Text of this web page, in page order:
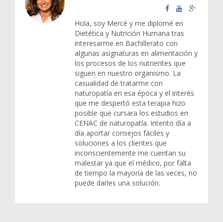
Hola, soy Mercè y me diplomé en
Dietética y Nutrición Humana tras
interesarme en Bachillerato con
algunas asignaturas en alimentación y
los procesos de los nutrientes que
siguen en nuestro organismo. La
casualidad de tratarme con
naturopatía en esa época y el interés
que me despertó esta terapia hizo
posible que cursara los estudios en
CENAC de naturopatía. Intento día a
día aportar consejos fáciles y
soluciones a los clientes que
inconscientemente me cuentan su
malestar ya que el médico, por falta
de tiempo la mayoría de las veces, no
puede darles una solución.